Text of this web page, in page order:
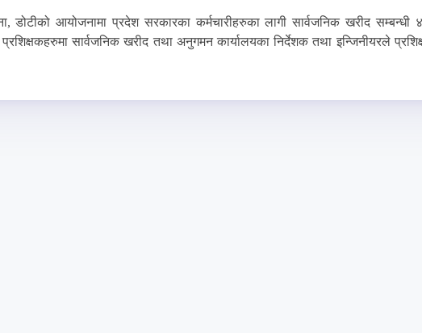
डोटीको आयोजनामा प्रदेश सरकारका कर्मचारीहरुका लागी सार्वजनिक खरीद सम्बन्धी
सार्वजनिक खरीद तथा अनुगमन कार्यालयका निर्देशक तथा इन्जिनीयरले